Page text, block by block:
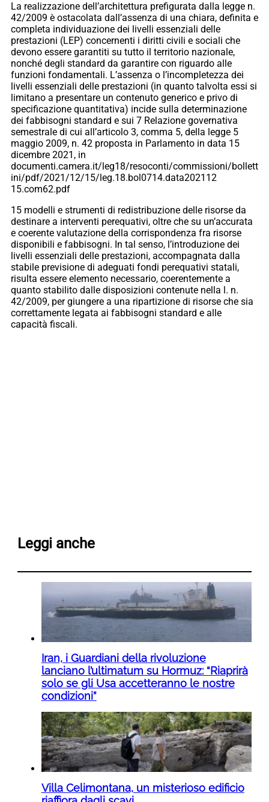
La realizzazione dell’architettura prefigurata dalla legge n.
42/2009 è ostacolata dall’assenza di una chiara, definita e
completa individuazione dei livelli essenziali delle
prestazioni (LEP) concernenti i diritti civili e sociali che
devono essere garantiti su tutto il territorio nazionale,
nonché degli standard da garantire con riguardo alle
funzioni fondamentali. L’assenza o l’incompletezza dei
livelli essenziali delle prestazioni (in quanto talvolta essi si
limitano a presentare un contenuto generico e privo di
specificazione quantitativa) incide sulla determinazione
dei fabbisogni standard e sui 7 Relazione governativa
semestrale di cui all’articolo 3, comma 5, della legge 5
maggio 2009, n. 42 proposta in Parlamento in data 15
dicembre 2021, in
documenti.camera.it/leg18/resoconti/commissioni/bollett
ini/pdf/2021/12/15/leg.18.bol0714.data202112
15.com62.pdf
15 modelli e strumenti di redistribuzione delle risorse da
destinare a interventi perequativi, oltre che su un’accurata
e coerente valutazione della corrispondenza fra risorse
disponibili e fabbisogni. In tal senso, l’introduzione dei
livelli essenziali delle prestazioni, accompagnata dalla
stabile previsione di adeguati fondi perequativi statali,
risulta essere elemento necessario, coerentemente a
quanto stabilito dalle disposizioni contenute nella l. n.
42/2009, per giungere a una ripartizione di risorse che sia
correttamente legata ai fabbisogni standard e alle
capacità fiscali.
Leggi anche
Iran, i Guardiani della rivoluzione
lanciano l’ultimatum su Hormuz: “Riaprirà
solo se gli Usa accetteranno le nostre
condizioni”
Villa Celimontana, un misterioso edificio